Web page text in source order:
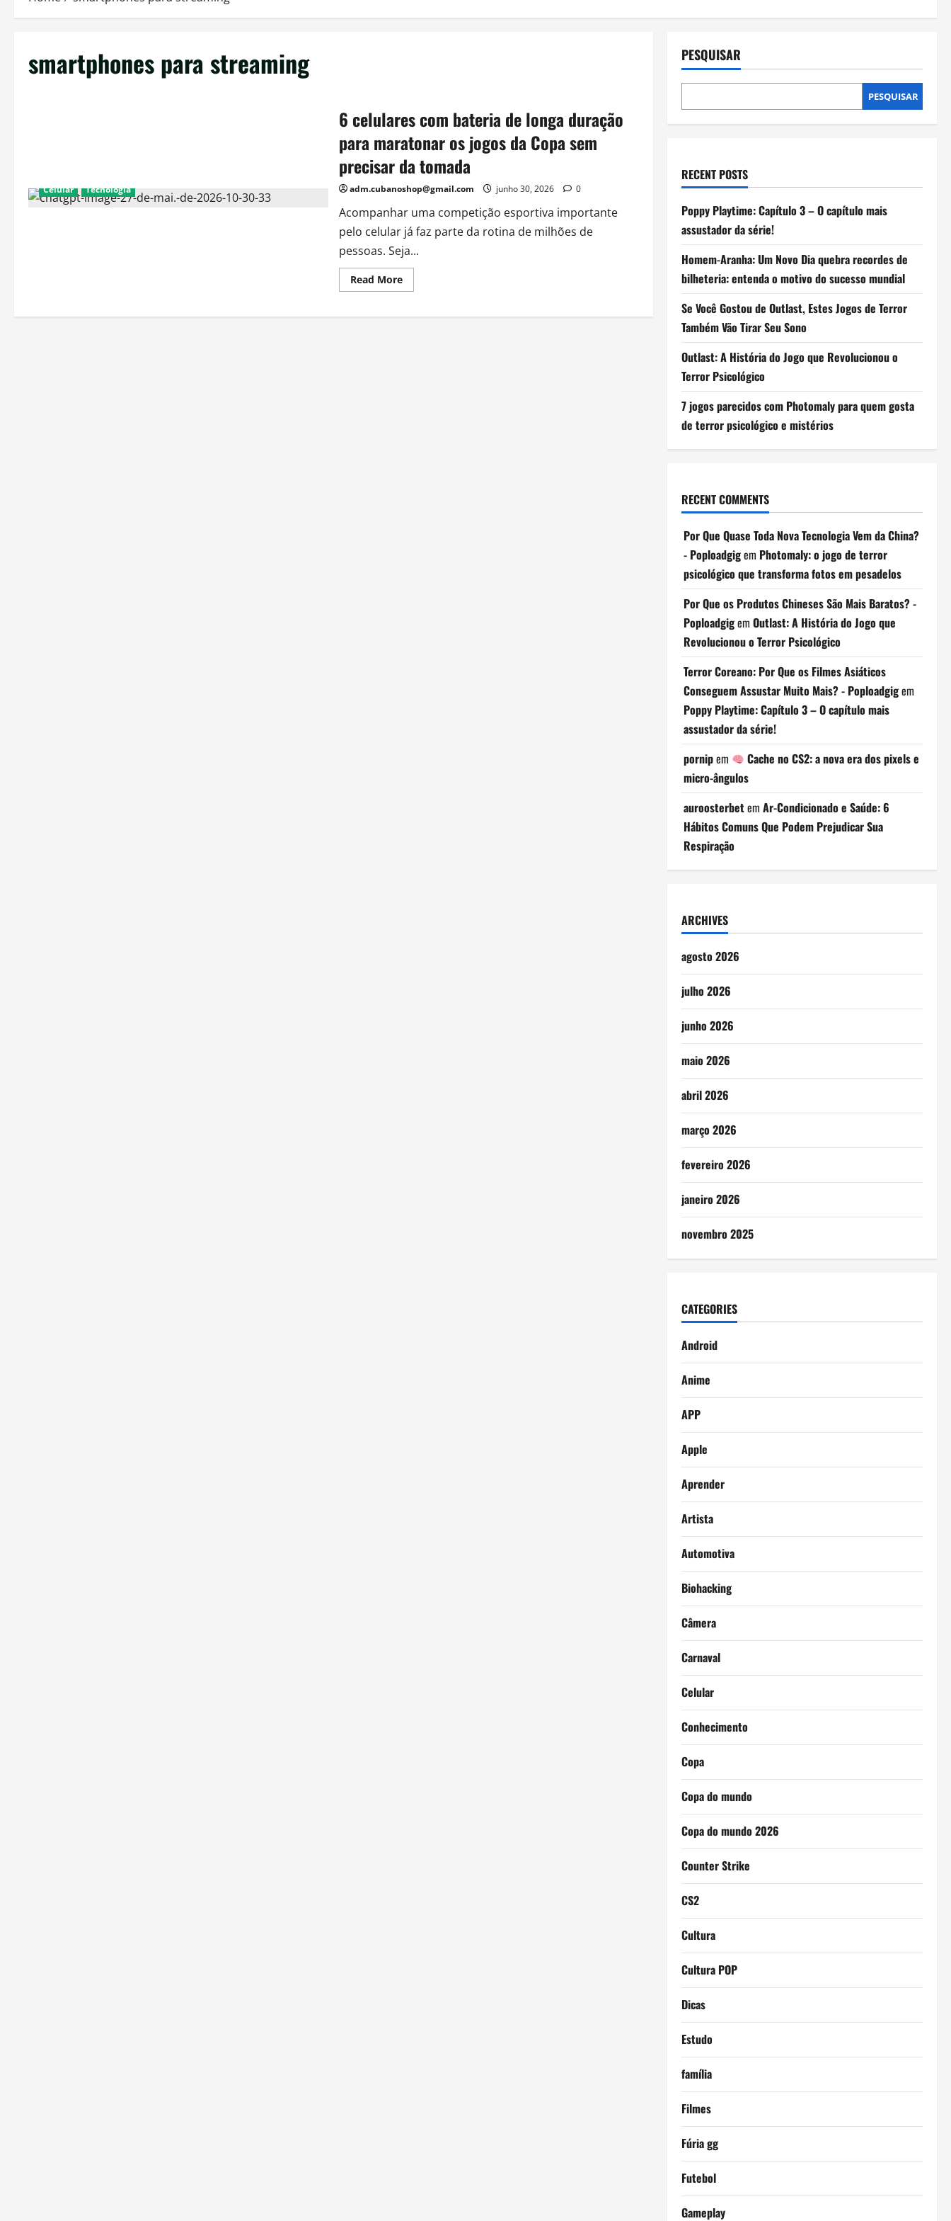
smartphones para streaming
Celular Técnologia
6 celulares com bateria de longa duração
para maratonar os jogos da Copa sem
precisar da tomada
adm.cubanoshop@gmail.com junho 30, 2026 0
Acompanhar uma competição esportiva importante
pelo celular já faz parte da rotina de milhões de
pessoas. Seja...
Read MoreRead
more
celulares
PESQUISAR
PESQUISAR
RECENT POSTS
Poppy Playtime: Capítulo 3 – O capítulo mais
assustador da série!
Homem-Aranha: Um Novo Dia quebra recordes de
bilheteria: entenda o motivo do sucesso mundial
Se Você Gostou de Outlast, Estes Jogos de Terror
Também Vão Tirar Seu Sono
Outlast: A História do Jogo que Revolucionou o
Terror Psicológico
7 jogos parecidos com Photomaly para quem gosta
de terror psicológico e mistérios
RECENT COMMENTS
Por Que Quase Toda Nova Tecnologia Vem da China?
- Poploadgigem Photomaly: o jogo de terror
psicológico que transforma fotos em pesadelos
Por Que os Produtos Chineses São Mais Baratos? -
Poploadgigem Outlast: A História do Jogo que
Revolucionou o Terror Psicológico
Terror Coreano: Por Que os Filmes Asiáticos
Conseguem Assustar Muito Mais? - Poploadgigem
Poppy Playtime: Capítulo 3 – O capítulo mais
assustador da série!
pornipem
Cache no CS2: a nova era dos pixels e
micro-ângulos
auroosterbetem Ar-Condicionado e Saúde: 6
Hábitos Comuns Que Podem Prejudicar Sua
Respiração
ARCHIVES
agosto 2026
julho 2026
junho 2026
maio 2026
abril 2026
março 2026
fevereiro 2026
janeiro 2026
novembro 2025
CATEGORIES
Android
Anime
APP
Apple
Aprender
Artista
Automotiva
Biohacking
Câmera
Carnaval
Celular
Conhecimento
Copa
Copa do mundo
Copa do mundo 2026
Counter Strike
CS2
Cultura
Cultura POP
Dicas
Estudo
família
Filmes
Fúria gg
Futebol
Gameplay